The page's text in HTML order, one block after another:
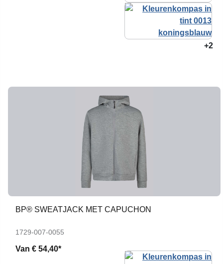
+2
BP® SWEATJACK MET CAPUCHON
1729-007-0055
Van € 54,40*